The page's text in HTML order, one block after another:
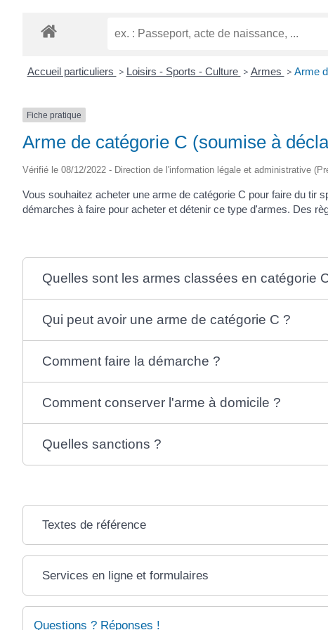
Accueil particuliers > Loisirs - Sports - Culture > Armes > Arme
Fiche pratique
Arme de catégorie C (soumise à
Vérifié le 08/12/2022 - Direction de l'information légale et administrative
Vous souhaitez acheter une arme de catégorie C pour faire du tir
démarches à faire pour acheter et détenir ce type d'armes. Des
Quelles sont les armes classées en catégorie
Qui peut avoir une arme de catégorie C ?
Comment faire la démarche ?
Comment conserver l'arme à domicile ?
Quelles sanctions ?
Textes de référence
Services en ligne et formulaires
Questions ? Réponses !